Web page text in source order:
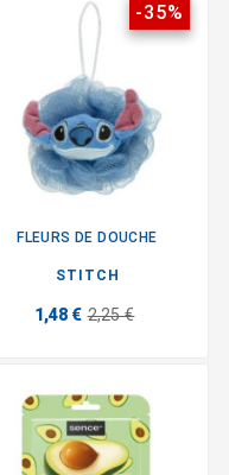
-35%
FLEURS DE DOUCHE
STITCH
1,48 € 2,25 €